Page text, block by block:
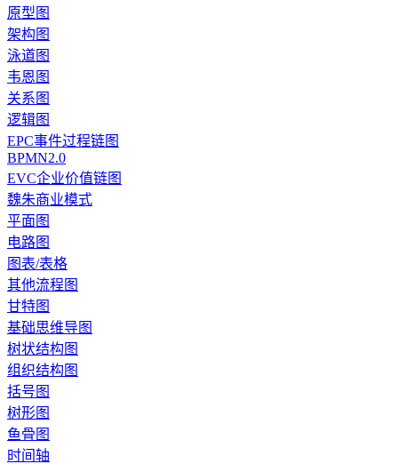
原型图
架构图
泳道图
韦恩图
关系图
逻辑图
EPC事件过程链图
BPMN2.0
EVC企业价值链图
魏朱商业模式
平面图
电路图
图表/表格
其他流程图
甘特图
基础思维导图
树状结构图
组织结构图
括号图
树形图
鱼骨图
时间轴